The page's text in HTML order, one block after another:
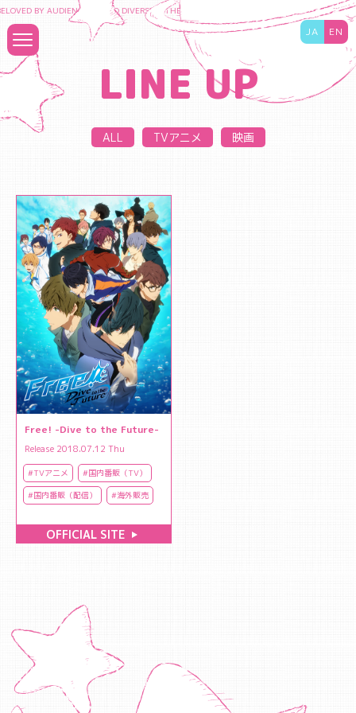
BY AUDIENCES TO DIVERSIFY THE CONTENT BUSINESS AND MAXIMIZE THE
JA EN
LINE UP
ALL TVアニメ 映画
Free! -Dive to the Future-
Release 2018.07.12 Thu
#TVアニメ
#国内番販（TV）
#国内番販（配信）
#海外販売
OFFICIAL SITE